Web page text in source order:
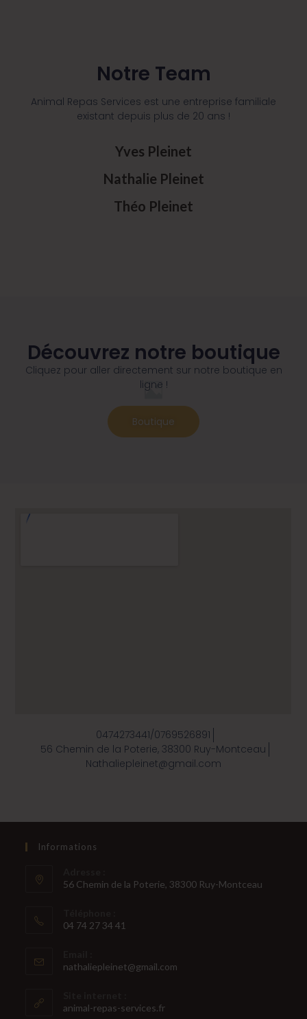
Notre Team
Animal Repas Services est une entreprise familiale
existant depuis plus de 20 ans !
Yves Pleinet
Nathalie Pleinet
Théo Pleinet
Découvrez notre boutique
Cliquez pour aller directement sur notre boutique en
ligne !
Boutique
0474273441/0769526891
56 Chemin de la Poterie, 38300 Ruy-Montceau
Nathaliepleinet@gmail.com
Informations
56 Chemin de la Poterie, 38300 Ruy-Montceau
04 74 27 34 41
nathaliepleinet@gmail.com
animal-repas-services.fr